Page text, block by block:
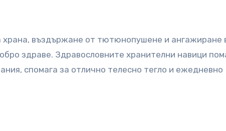
въздържане от тютюнопушене и ангажиране
здраве. Здравословните хранителни навици
спомага за отлично телесно тегло и ежедневно